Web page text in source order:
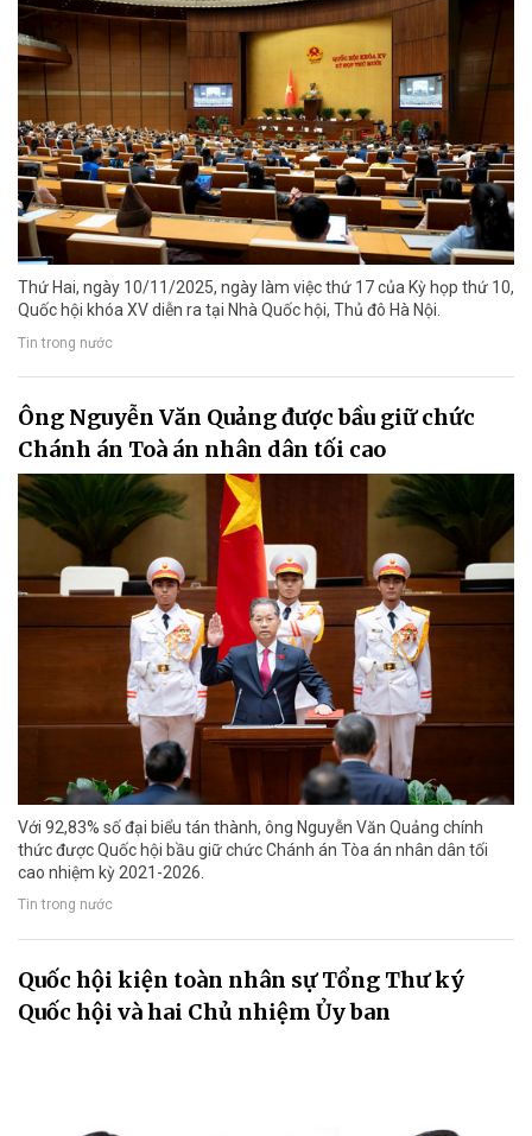
Thứ Hai, ngày 10/11/2025, ngày làm việc thứ 17 của Kỳ họp thứ 10,
Quốc hội khóa XV diễn ra tại Nhà Quốc hội, Thủ đô Hà Nội.
Tin trong nước
Ông Nguyễn Văn Quảng được bầu giữ chức
Chánh án Toà án nhân dân tối cao
Với 92,83% số đại biểu tán thành, ông Nguyễn Văn Quảng chính
thức được Quốc hội bầu giữ chức Chánh án Tòa án nhân dân tối
cao nhiệm kỳ 2021-2026.
Tin trong nước
Quốc hội kiện toàn nhân sự Tổng Thư ký
Quốc hội và hai Chủ nhiệm Ủy ban